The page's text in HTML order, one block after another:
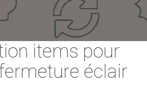
items pour
éclair